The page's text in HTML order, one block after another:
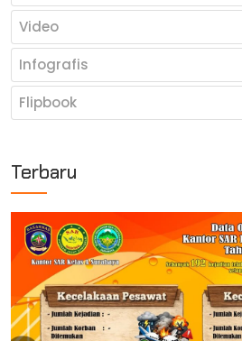
Video
Infografis
Flipbook
Terbaru